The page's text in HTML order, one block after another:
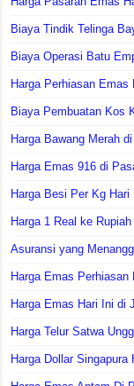
Biaya Tindik Telinga
Biaya Operasi Batu
Harga Perhiasan Emas
Biaya Pembuatan Kos
Harga Bawang Merah
Harga Emas 916 di
Harga Besi Per Kg
Harga 1 Real ke
Asuransi yang
Harga Emas Perhiasan
Harga Emas Hari Ini di
Harga Telur Satwa
Harga Dollar Singapura